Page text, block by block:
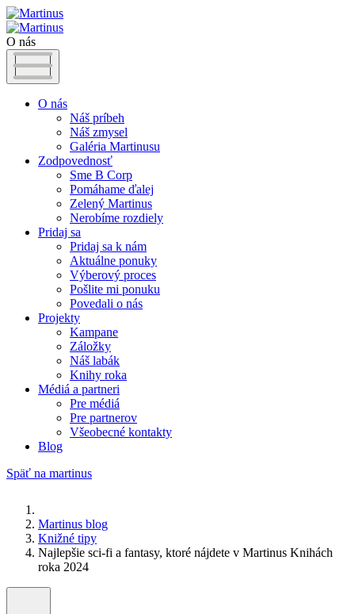
O nás
O nás
Náš príbeh
Náš zmysel
Galéria Martinusu
Zodpovednosť
Sme B Corp
Pomáhame ďalej
Zelený Martinus
Nerobíme rozdiely
Pridaj sa
Pridaj sa k nám
Aktuálne ponuky
Výberový proces
Pošlite mi ponuku
Povedali o nás
Projekty
Kampane
Záložky
Náš labák
Knihy roka
Médiá a partneri
Pre médiá
Pre partnerov
Všeobecné kontakty
Blog
Späť na martinus
Martinus blog
Knižné tipy
Najlepšie sci-fi a fantasy, ktoré nájdete v Martinus Knihách
roka 2024